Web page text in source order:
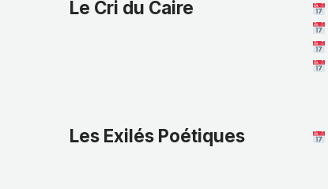
Le Cri du Caire
Les Exilés Poétiques